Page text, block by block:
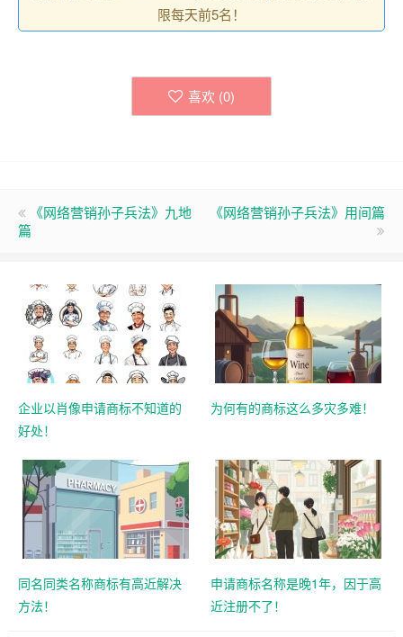
限每天前5名！
喜欢 (0)
《网络营销孙子兵法》九地
篇
《网络营销孙子兵法》用间篇
企业以肖像申请商标不知道的
好处！
为何有的商标这么多灾多难！
同名同类名称商标有高近解决
方法！
申请商标名称是晚1年，因于高
近注册不了！